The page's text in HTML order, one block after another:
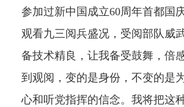
参加过新中国成立60周年首都国
观看九三阅兵盛况 ， 受阅部队威
备技术精良，让我备受鼓舞，倍
到观阅 ，变的是身份，不变的是
心和听党指挥的信念。我将把这